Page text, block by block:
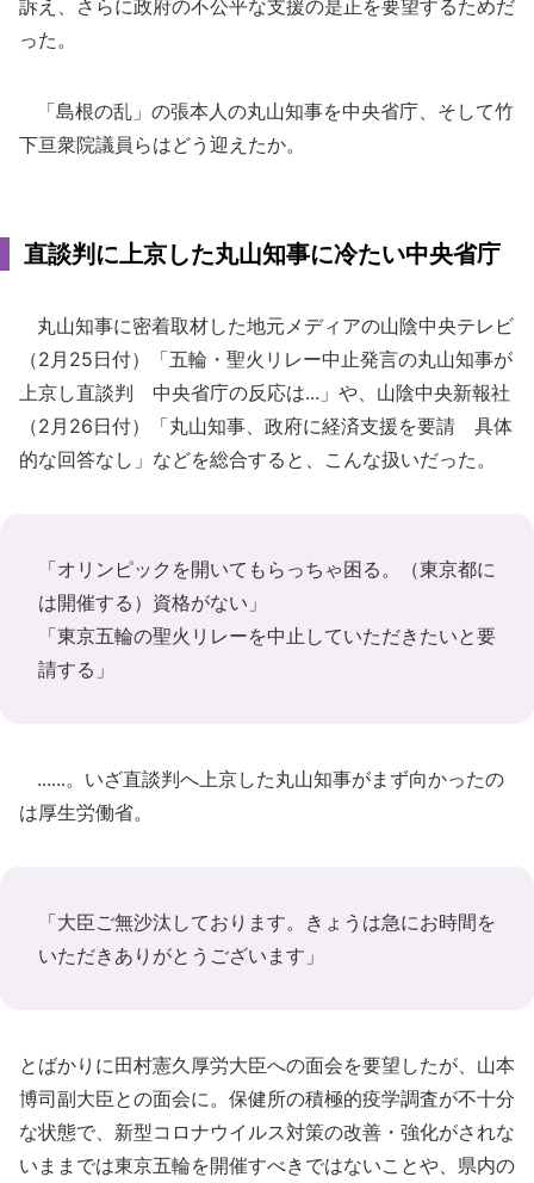
訴え、さらに政府の不公平な支援の是正を要望するためだ
った。
「島根の乱」の張本人の丸山知事を中央省庁、そして竹
下亘衆院議員らはどう迎えたか。
直談判に上京した丸山知事に冷たい中央省庁
丸山知事に密着取材した地元メディアの山陰中央テレビ
（2月25日付）「五輪・聖火リレー中止発言の丸山知事が
上京し直談判 中央省庁の反応は...」や、山陰中央新報社
（2月26日付）「丸山知事、政府に経済支援を要請 具体
的な回答なし」などを総合すると、こんな扱いだった。
「オリンピックを開いてもらっちゃ困る。（東京都に
は開催する）資格がない」
「東京五輪の聖火リレーを中止していただきたいと要
請する」
......。いざ直談判へ上京した丸山知事がまず向かったの
は厚生労働省。
「大臣ご無沙汰しております。きょうは急にお時間を
いただきありがとうございます」
とばかりに田村憲久厚労大臣への面会を要望したが、山本
博司副大臣との面会に。保健所の積極的疫学調査が不十分
な状態で、新型コロナウイルス対策の改善・強化がされな
いままでは東京五輪を開催すべきではないことや、県内の